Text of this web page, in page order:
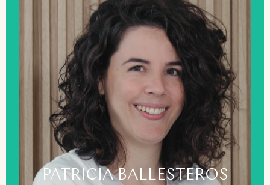
PATRICIA BALLESTEROS
FORMACIÓN
Grado superior en higiene bucodental.
Grado superior anatomía patológica.